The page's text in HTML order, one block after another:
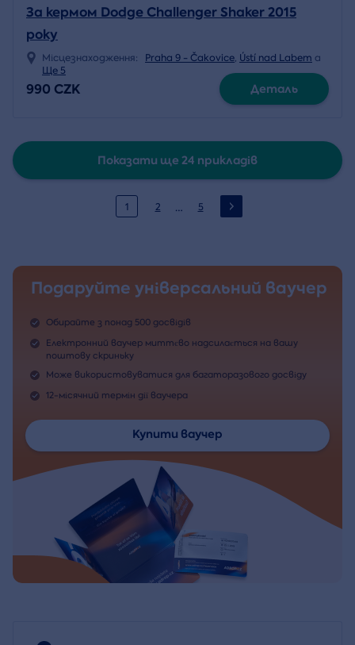
За кермом Dodge Challenger Shaker 2015
року
Місцезнаходження: Praha 9 - Čakovice, Ústí nad Labem a
Ще 5
990 CZK Деталь
Показати ще 24 прикладів
1 2 … 5
Подаруйте універсальний ваучер
Обирайте з понад 500 досвідів
Електронний ваучер миттєво надсилається на вашу
поштову скриньку
Може використовуватися для багаторазового досвіду
12-місячний термін дії ваучера
Купити ваучер